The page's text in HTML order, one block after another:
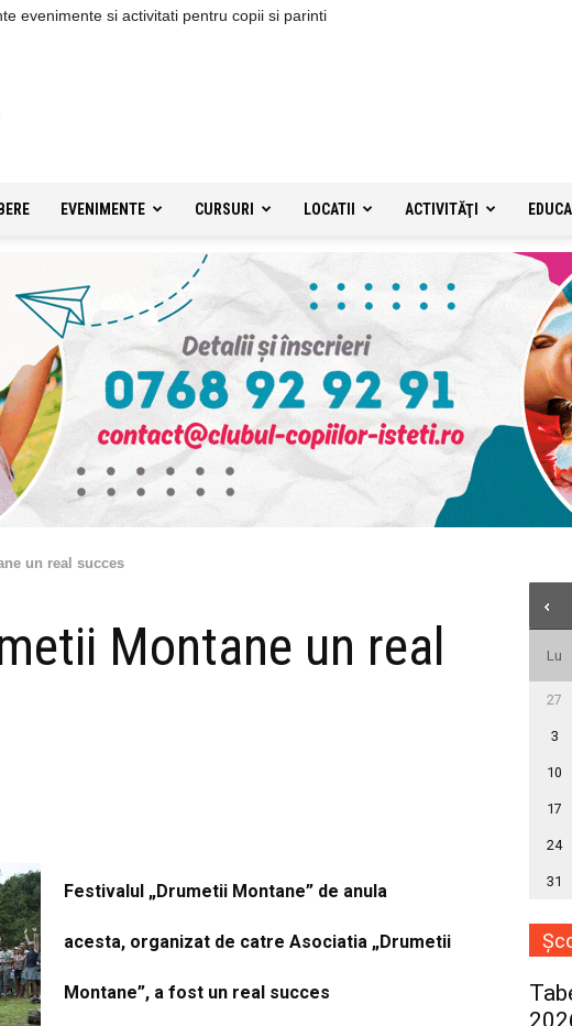
evenimente si activitati pentru copii si parinti
EVENIMENTE CURSURI LOCATII ACTIVITĂŢI
un real succes
Montane un real
Festivalul „Drumetii Montane” de anula
acesta, organizat de catre Asociatia „Drumetii
Montane”, a fost un real succes
Lu
27
3
10
17
24
31